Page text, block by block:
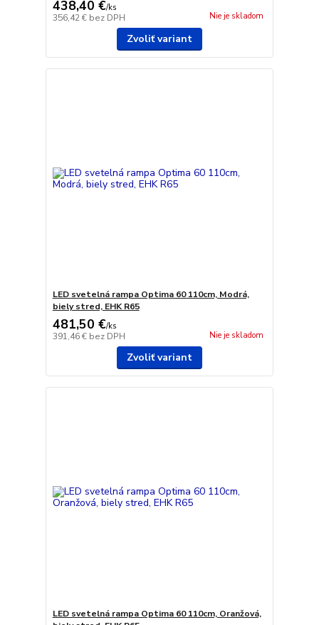
438,40 €/ks
356,42 € bez DPH Nie je skladom
Zvoliť variant
LED svetelná rampa Optima 60 110cm, Modrá,
biely stred, EHK R65
481,50 €/ks
391,46 € bez DPH Nie je skladom
Zvoliť variant
LED svetelná rampa Optima 60 110cm, Oranžová,